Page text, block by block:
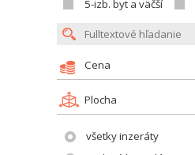
5-izb. byt a väčší
Cena
Plocha
všetky inzeráty